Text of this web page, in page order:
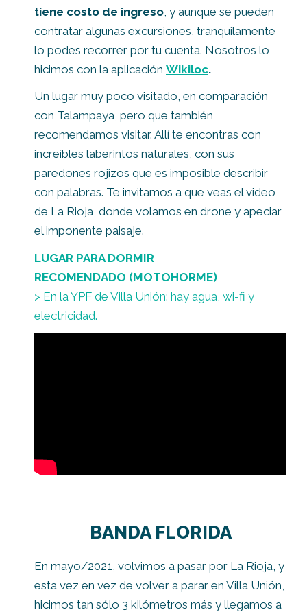
tiene costo de ingreso , y aunque se pueden
contratar algunas excursiones, tranquilamente
lo podes recorrer por tu cuenta. Nosotros lo
hicimos con la aplicación Wikiloc.
Un lugar muy poco visitado, en comparación
con Talampaya, pero que también
recomendamos visitar. Allí te encontras con
increíbles laberintos naturales, con sus
paredones rojizos que es imposible describir
con palabras. Te invitamos a que veas el video
de La Rioja, donde volamos en drone y apeciar
el imponente paisaje.
LUGAR PARA DORMIR
RECOMENDADO (MOTOHORME)
> En la YPF de Villa Unión: hay agua, wi-fi y
electricidad.
BANDA FLORIDA
En mayo/2021, volvimos a pasar por La Rioja, y
esta vez en vez de volver a parar en Villa Unión,
hicimos tan sólo 3 kilómetros más y llegamos a